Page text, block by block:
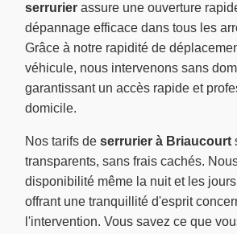
serrurier assure une ouverture
dépannage efficace dans tous les
Grâce à notre rapidité de
véhicule, nous intervenons sans
garantissant un accès rapide et
domicile.
Nos tarifs de serrurier à Briaucourt
transparents, sans frais cachés.
disponibilité même la nuit et les
offrant une tranquillité d'esprit
l'intervention. Vous savez ce que